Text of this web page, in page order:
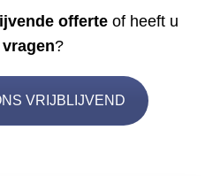
offerte of heeft u
?
VRIJBLIJVEND